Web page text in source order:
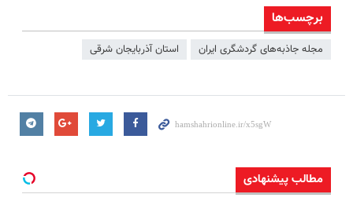
برچسب‌ها
مجله جاذبه‌های گردشگری ایران استان آذربایجان شرقی
مطالب پیشنهادی